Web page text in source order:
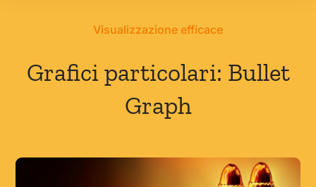
Visualizzazione efficace
Grafici particolari: Bullet
Graph